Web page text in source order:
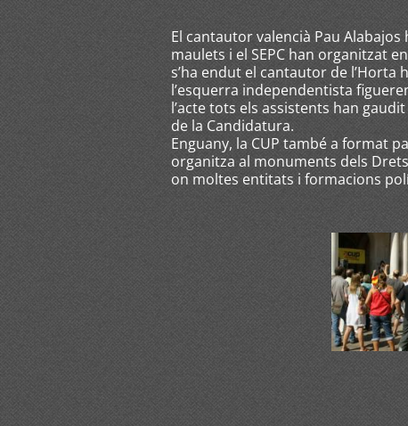
El cantautor valencià Pau
maulets i el SEPC han organitzat
s’ha endut el cantautor de
l’esquerra independentista
l’acte tots els assistents han
de la Candidatura.
Enguany, la CUP també a format
organitza al monuments dels
on moltes entitats i formacions